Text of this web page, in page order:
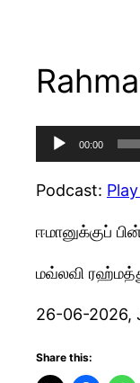
Audio
Player
00:00
Podcast:
ஈமானுக்குப்
மவ்லவி
26-06-2026,
Share this: